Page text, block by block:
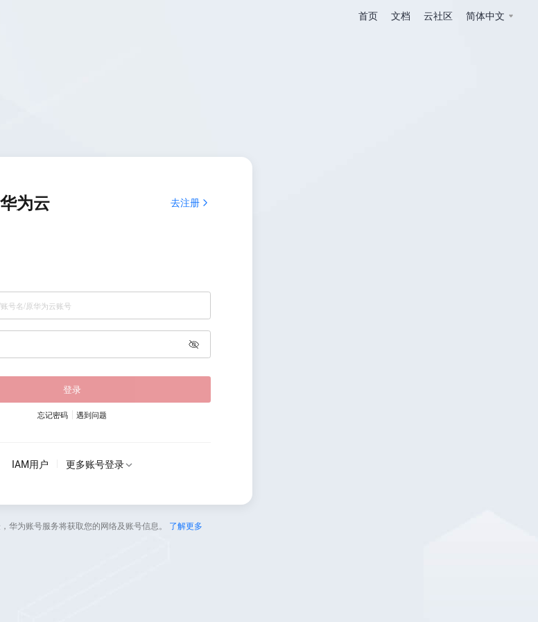
首页 文档 云社区 简体中文
为云 去注册
登录
忘记密码 遇到问题
IAM用户 更多账号登录
华为账号服务将获取您的网络及账号信息。 了解更多